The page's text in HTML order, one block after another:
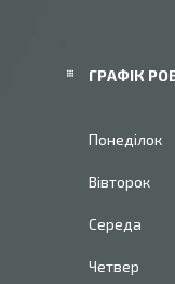
ГРАФІК
Понеділок
Вівторок
Середа
Четвер